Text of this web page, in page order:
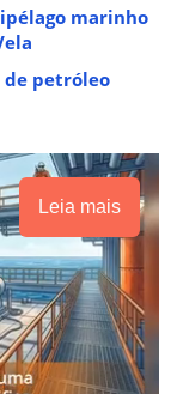
marinho
petróleo
Leia mais